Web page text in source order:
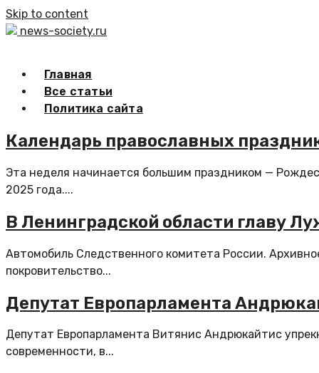
Skip to content
news-society.ru
Главная
Все статьи
Политика сайта
Календарь православных
Эта неделя начинается большим праздником —
2025 года....
В Ленинградской области главу
Автомобиль Следственного комитета России.
покровительство...
Депутат Европарламента
Депутат Европарламента Витянис Андрюкайтис
современности, в...